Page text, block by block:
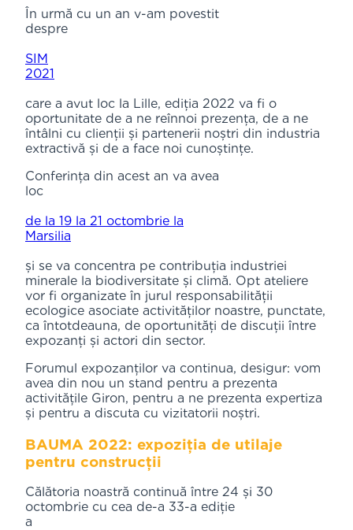
În urmă cu un an v-am povestit
despre
SIM
2021
care a avut loc la Lille, ediția 2022 va fi o
oportunitate de a ne reînnoi prezența, de a ne
întâlni cu clienții și partenerii noștri din industria
extractivă și de a face noi cunoștințe.
Conferința din acest an va avea
loc
de la 19 la 21 octombrie la
Marsilia
și se va concentra pe contribuția industriei
minerale la biodiversitate și climă. Opt ateliere
vor fi organizate în jurul responsabilității
ecologice asociate activităților noastre, punctate,
ca întotdeauna, de oportunități de discuții între
expozanți și actori din sector.
Forumul expozanților va continua, desigur: vom
avea din nou un stand pentru a prezenta
activitățile Giron, pentru a ne prezenta expertiza
și pentru a discuta cu vizitatorii noștri.
BAUMA 2022: expoziția de utilaje
pentru construcții
Călătoria noastră continuă între 24 și 30
octombrie cu cea de-a 33-a ediție
a